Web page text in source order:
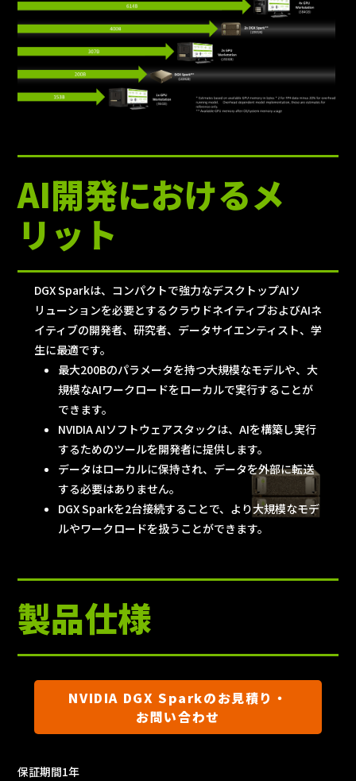
AI開発におけるメ
リット
DGX Sparkは、コンパクトで強力なデスクトップAIソ
リューションを必要とするクラウドネイティブおよびAIネ
イティブの開発者、研究者、データサイエンティスト、学
生に最適です。
最大200Bのパラメータを持つ大規模なモデルや、大
規模なAIワークロードをローカルで実行することが
できます。
NVIDIA AIソフトウェアスタックは、AIを構築し実行
するためのツールを開発者に提供します。
データはローカルに保持され、データを外部に転送
する必要はありません。
DGX Sparkを2台接続することで、より大規模なモデ
ルやワークロードを扱うことができます。
製品仕様
NVIDIA DGX Sparkのお見積り・
お問い合わせ
保証期間1年